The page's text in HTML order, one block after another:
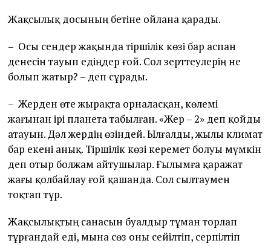
Жақсылық досының бетіне ойлана қарады.
– Осы сендер жақында тіршілік көзі бар аспан
денесін тауып едіңдер ғой. Сол зерттеулерің не
болып жатыр? – деп сұрады.
– Жерден өте жырақта орналасқан, көлемі
жағынан ірі планета табылған. «Жер – 2» деп қойды
атауын. Дәл жердің өзіндей. Ылғалды, жылы климат
бар екені анық. Тіршілік көзі керемет болуы мүмкін
деп отыр болжам айтушылар. Ғылымға қаражат
жағы қолбайлау ғой қашанда. Сол сылтаумен
тоқтап тұр.
Жақсылықтың санасын буалдыр тұман торлап
тұрғандай еді, мына сөз оны сейілтіп, серпілтіп